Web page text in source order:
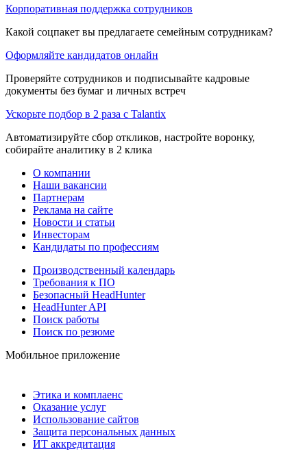
Корпоративная поддержка сотрудников
Какой соцпакет вы предлагаете семейным сотрудникам?
Оформляйте кандидатов онлайн
Проверяйте сотрудников и подписывайте кадровые
документы без бумаг и личных встреч
Ускорьте подбор в 2 раза с Talantix
Автоматизируйте сбор откликов, настройте воронку,
собирайте аналитику в 2 клика
О компании
Наши вакансии
Партнерам
Реклама на сайте
Новости и статьи
Инвесторам
Кандидаты по профессиям
Производственный календарь
Требования к ПО
Безопасный HeadHunter
HeadHunter API
Поиск работы
Поиск по резюме
Мобильное приложение
Этика и комплаенс
Оказание услуг
Использование сайтов
Защита персональных данных
ИТ аккредитация